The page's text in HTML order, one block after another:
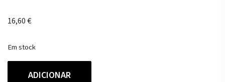
16,60€
Em stock
ADICIONAR